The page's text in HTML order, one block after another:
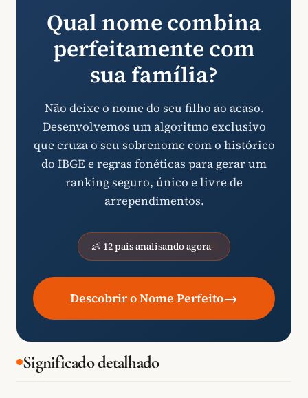
Qual nome combina
perfeitamente com
sua família?
Não deixe o nome do seu filho ao acaso.
Desenvolvemos um algoritmo exclusivo
que cruza o seu sobrenome com o histórico
do IBGE e regras fonéticas para gerar um
ranking seguro, único e livre de
arrependimentos.
👶 12 pais analisando agora
Descobrir o Nome Perfeito→
Significado detalhado